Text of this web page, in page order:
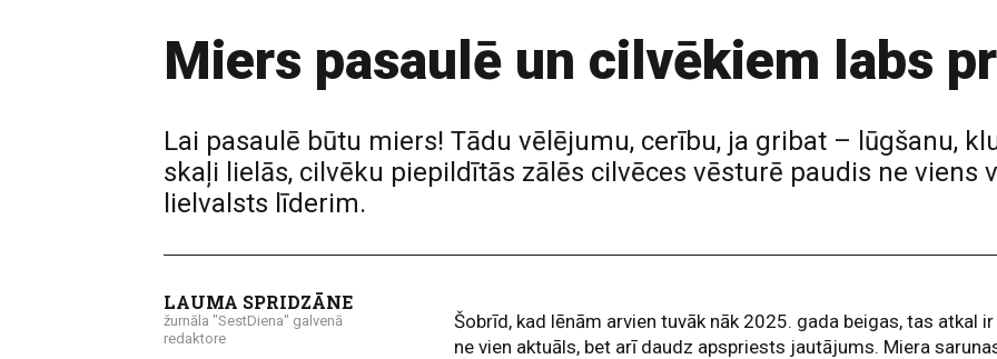
Miers pasaulē un cilvēkiem labs
Lai pasaulē būtu miers! Tādu vēlējumu, cerību, ja gribat – lūgšanu,
skaļi lielās, cilvēku piepildītās zālēs cilvēces vēsturē paudis ne viens
lielvalsts līderim.
LAUMA SPRIDZĀNE
žurnāla "SestDiena" galvenā
redaktore
Šobrīd, kad lēnām arvien tuvāk nāk 2025. gada beigas, tas atkal ir
ne vien aktuāls, bet arī daudz apspriests jautājums. Miera